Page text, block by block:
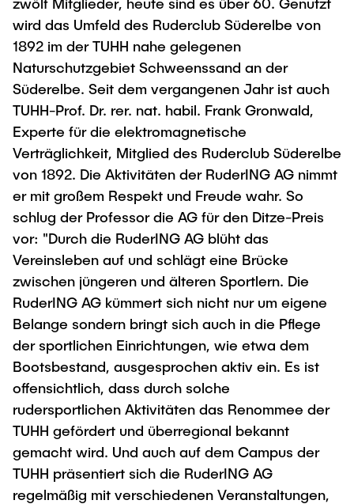
wird das Umfeld des Ruderclub Süderelbe von
1892 im der TUHH nahe gelegenen
Naturschutzgebiet Schweenssand an der
Süderelbe. Seit dem vergangenen Jahr ist auch
TUHH-Prof. Dr. rer. nat. habil. Frank Gronwald,
Experte für die elektromagnetische
Verträglichkeit, Mitglied des Ruderclub Süderelbe
von 1892. Die Aktivitäten der RuderING AG nimmt
er mit großem Respekt und Freude wahr. So
schlug der Professor die AG für den Ditze-Preis
vor: "Durch die RuderING AG blüht das
Vereinsleben auf und schlägt eine Brücke
zwischen jüngeren und älteren Sportlern. Die
RuderING AG kümmert sich nicht nur um eigene
Belange sondern bringt sich auch in die Pflege
der sportlichen Einrichtungen, wie etwa dem
Bootsbestand, ausgesprochen aktiv ein. Es ist
offensichtlich, dass durch solche
rudersportlichen Aktivitäten das Renommee der
TUHH gefördert und überregional bekannt
gemacht wird. Und auch auf dem Campus der
TUHH präsentiert sich die RuderING AG
regelmäßig mit verschiedenen Veranstaltungen,